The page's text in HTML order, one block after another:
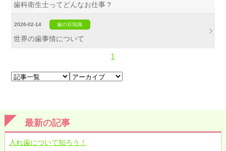
歯科衛生士ってどんなお仕事？
2026-02-14 歯の豆知識
世界の歯事情について
1
最新の記事
入れ歯について知ろう！